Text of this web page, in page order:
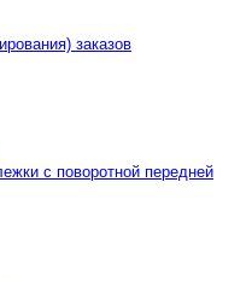
заказов
с поворотной передней